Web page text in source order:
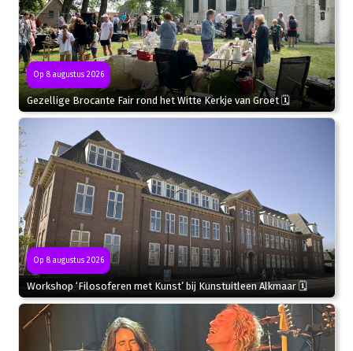
Op 8 augustus 2026
Gezellige Brocante Fair rond het Witte Kerkje van Groet 🗓
Op 8 augustus 2026
Workshop ‘Filosoferen met Kunst’ bij Kunstuitleen Alkmaar 🗓